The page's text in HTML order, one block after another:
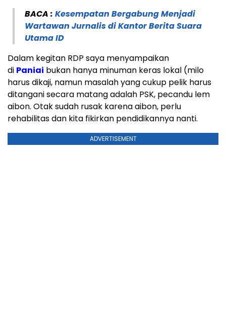
BACA : Kesempatan Bergabung Menjadi
Wartawan Jurnalis di Kantor Berita Suara
Utama ID
Dalam kegitan RDP saya menyampaikan
di Paniai bukan hanya minuman keras lokal (milo
harus dikaji, namun masalah yang cukup pelik harus
ditangani secara matang adalah PSK, pecandu lem
aibon. Otak sudah rusak karena aibon, perlu
rehabilitas dan kita fikirkan pendidikannya nanti.
ADVERTISEMENT